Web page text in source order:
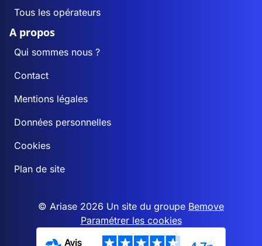
Tous les opérateurs
A propos
Qui sommes nous ?
Contact
Mentions légales
Données personnelles
Cookies
Plan de site
© Ariase 2026 Un site du groupe Bemove
Paramétrer les cookies